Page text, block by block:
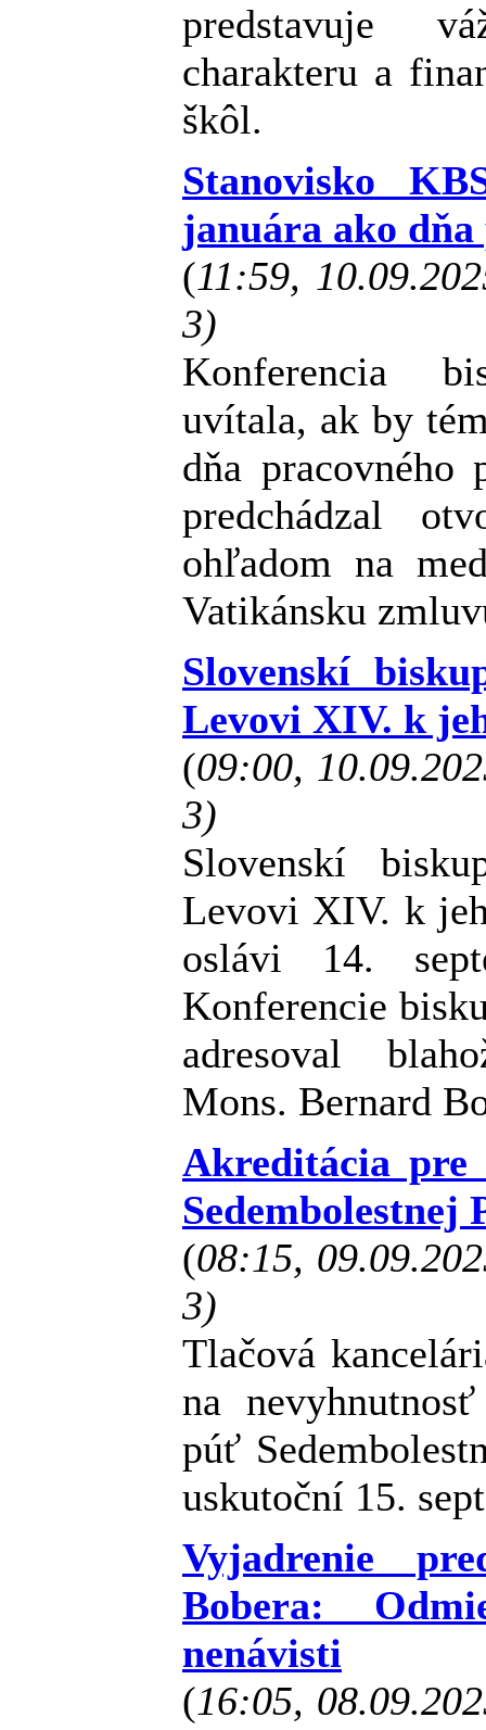
predstavuje
charakteru a
škôl.
Stanovisko
januára ako
(11:59,
3)
Konferencia
uvítala, ak by
dňa
predchádzal
ohľadom na
Vatikánsku
Slovenskí
Levovi XIV. k
(09:00,
3)
Slovenskí
Levovi XIV. k
oslávi 14.
Konferencie
adresoval
Mons. Bernard
Akreditácia
Sedembolestnej
(08:15,
3)
Tlačová
na
púť
uskutoční 15.
Vyjadrenie
Bobera:
nenávisti
(16:05,